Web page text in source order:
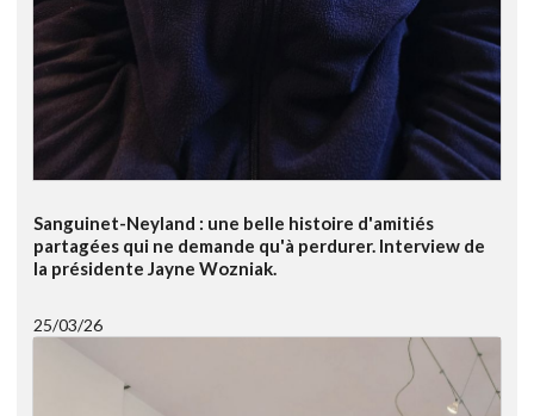
Sanguinet-Neyland : une belle histoire d'amitiés
partagées qui ne demande qu'à perdurer. Interview de
la présidente Jayne Wozniak.
25/03/26